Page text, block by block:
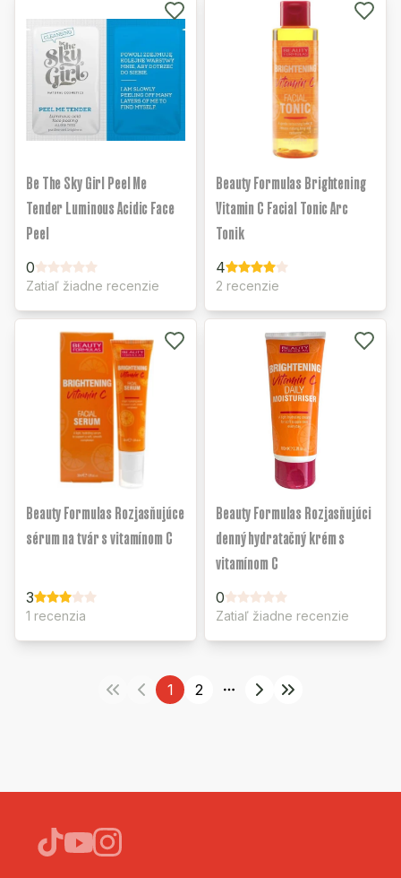
Be The Sky Girl Peel Me
Tender Luminous Acidic Face
Peel
0
Zatiaľ žiadne recenzie
Beauty Formulas Brightening
Vitamin C Facial Tonic Arc
Tonik
4
2 recenzie
Beauty Formulas Rozjasňujúce
sérum na tvár s vitamínom C
3
1 recenzia
Beauty Formulas Rozjasňujúci
denný hydratačný krém s
vitamínom C
0
Zatiaľ žiadne recenzie
1 2
More pages